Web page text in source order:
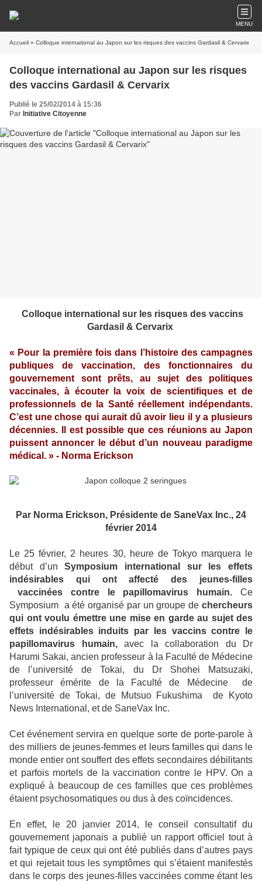
MENU
Accueil » Colloque international au Japon sur les risques des vaccins Gardasil & Cervarix
Colloque international au Japon sur les risques
des vaccins Gardasil & Cervarix
Publié le 25/02/2014 à 15:36
Par Initiative Citoyenne
Colloque international sur les risques des vaccins
Gardasil & Cervarix
« Pour la première fois dans l’histoire des campagnes
publiques de vaccination, des fonctionnaires du
gouvernement sont prêts, au sujet des politiques
vaccinales, à écouter la voix de scientifiques et de
professionnels de la Santé réellement indépendants.
C’est une chose qui aurait dû avoir lieu il y a plusieurs
décennies. Il est possible que ces réunions au Japon
puissent annoncer le début d’un nouveau paradigme
médical. » - Norma Erickson
Par Norma Erickson, Présidente de SaneVax Inc., 24
février 2014
Le 25 février, 2 heures 30, heure de Tokyo marquera le
début d’unSymposium international sur les effets
indésirables qui ont affecté des jeunes-filles
vaccinées contre le papillomavirus humain. Ce
Symposium a été organisé par un groupe dechercheurs
qui ont voulu émettre une mise en garde au sujet des
effets indésirables induits par les vaccins contre le
papillomavirus humain,avec la collaboration du Dr
Harumi Sakai, ancien professeur à la Faculté de Médecine
de l’université de Tokai, du Dr Shohei Matsuzaki,
professeur émérite de la Faculté de Médecine
de
l’université de Tokai, de Mutsuo Fukushima
de Kyoto
News International, et de SaneVax Inc.
Cet événement servira en quelque sorte de porte-parole à
des milliers de jeunes-femmes et leurs familles qui dans le
monde entier ont souffert des effets secondaires débilitants
et parfois mortels de la vaccination contre le HPV. On a
expliqué à beaucoup de ces familles que ces problèmes
étaient psychosomatiques ou dus à des coïncidences.
En effet, le 20 janvier 2014, le conseil consultatif du
gouvernement japonais a publié un rapport officiel tout à
fait typique de ceux qui ont été publiés dans d’autres pays
et qui rejetait tous les symptômes qui s’étaient manifestés
dans le corps des jeunes-filles vaccinées comme étant les